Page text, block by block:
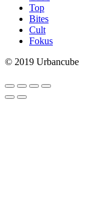
Top
Bites
Cult
Fokus
© 2019 Urbancube